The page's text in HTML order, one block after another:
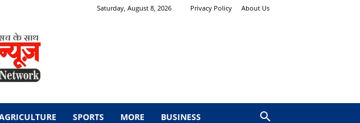
Saturday, August 8, 2026 Privacy Policy About Us
SPORTS MORE BUSINESS